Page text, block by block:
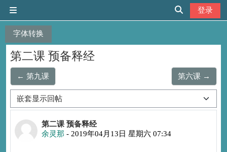
字体转换
切换搜索输入
登录
第二课 预备释经
← 第九课 第六课 →
显示模式
第二课 预备释经
余灵那 - 2019年04月13日 星期六 07:34
回帖数：1